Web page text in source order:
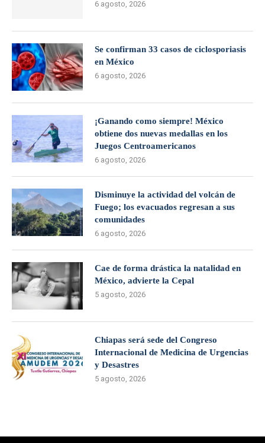
6 agosto, 2026
Se confirman 33 casos de ciclosporiasis
en México
6 agosto, 2026
¡Ganando como siempre! México
obtiene dos nuevas medallas en los
Juegos Centroamericanos
6 agosto, 2026
Disminuye la actividad del volcán de
Fuego; los evacuados regresan a sus
comunidades
6 agosto, 2026
Cae de forma drástica la natalidad en
México, advierte la Cepal
5 agosto, 2026
Chiapas será sede del Congreso
Internacional de Medicina de Urgencias
y Desastres
5 agosto, 2026